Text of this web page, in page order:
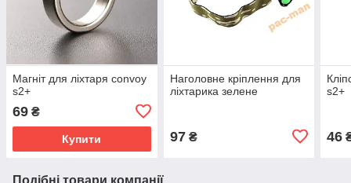
Магніт для ліхтаря convoy
s2+
69 ₴
Купити
Наголовне кріплення для
ліхтарика зелене
97₴
s2+
46
Подібні товари компанії